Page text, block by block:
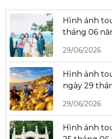
Hình ảnh
tháng 06
29/06/2026
Hình ảnh
ngày 29
29/06/2026
Hình ảnh